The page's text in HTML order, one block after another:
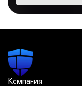
Компания